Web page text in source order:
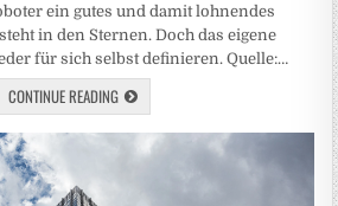
ein gutes und damit lohnendes
in den Sternen. Doch das eigene
für sich selbst definieren. Quelle:…
CONTINUE READING